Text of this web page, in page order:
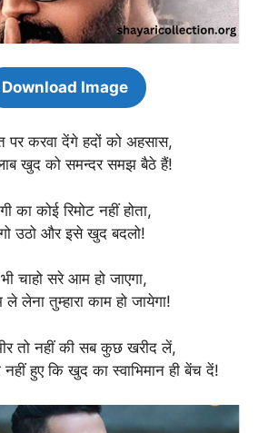
Download Image
पर करवा देंगे हदों को अहसास,
खुद को समन्दर समझ बैठे हैं!
का कोई रिमोट नहीं होता,
उठो और इसे खुद बदलो!
चाहो सरे आम हो जाएगा,
ले लेना तुम्हारा काम हो जायेगा!
तो नहीं की सब कुछ खरीद लें,
नहीं हुए कि खुद का स्वाभिमान ही बेंच दें!